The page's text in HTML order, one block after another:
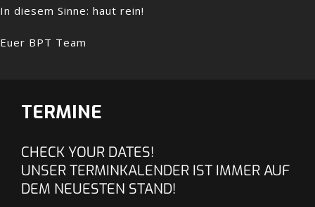
In diesem Sinne: haut rein!
Euer BPT Team
TERMINE
CHECK YOUR DATES!
UNSER TERMINKALENDER IST IMMER AUF
DEM NEUESTEN STAND!